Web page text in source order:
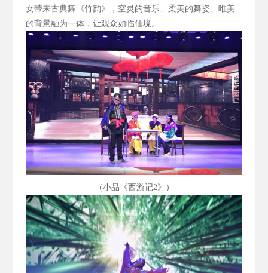
女带来古典舞《竹韵》，空灵的音乐、柔美的舞姿、唯美
的背景融为一体，让观众如临仙境。
（小品《西游记2》）